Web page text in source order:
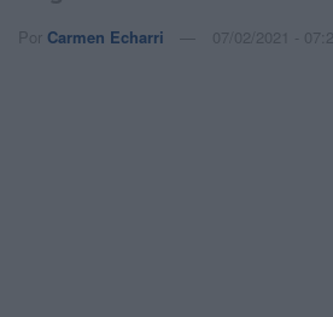
Por Carmen Echarri 07/02/2021 - 07:20